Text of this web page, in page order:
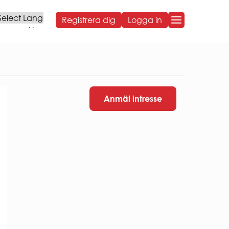
by
Registrera dig Logga in
OM BOSTADEN
Styrelse och organisation
Sammanträdestider
Anmäl intresse